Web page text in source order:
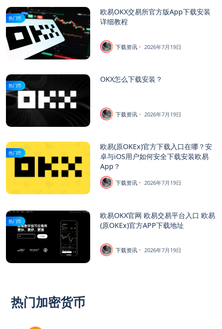
热门币
欧易OKX交易所官方版App下载安装
详细教程
下载资讯 2026年7月19日
热门币
OKX怎么下载安装？
下载资讯 2026年7月19日
热门币
欧易(原OKEx)官方下载入口在哪？安
卓与iOS用户如何安全下载安装欧易
App？
下载资讯 2026年7月19日
热门币
欧易OKX官网 欧易交易平台入口 欧易
(原OKEx)官方APP下载地址
下载资讯 2026年7月19日
热门加密货币